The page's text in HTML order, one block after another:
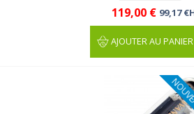
119,00 € 99,17
AJOUTER AU PANIER